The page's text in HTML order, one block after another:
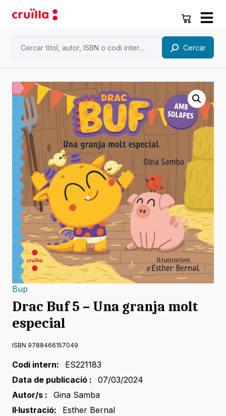
Cercar
Bup
Drac Buf 5 – Una granja molt
especial
ISBN 9788466157049
Codi intern:
ES221183
Data de publicació :
07/03/2024
Autor/s :
Gina Samba
Il·lustració:
Esther Bernal